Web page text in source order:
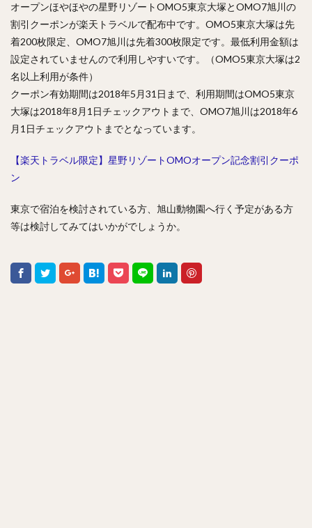
オープンほやほやの星野リゾートOMO5東京大塚とOMO7旭川の
割引クーポンが楽天トラベルで配布中です。OMO5東京大塚は先
着200枚限定、OMO7旭川は先着300枚限定です。最低利用金額は
設定されていませんので利用しやすいです。（OMO5東京大塚は2
名以上利用が条件）
クーポン有効期間は2018年5月31日まで、利用期間はOMO5東京
大塚は2018年8月1日チェックアウトまで、OMO7旭川は2018年6
月1日チェックアウトまでとなっています。
【楽天トラベル限定】星野リゾートOMOオープン記念割引クーポ
ン
東京で宿泊を検討されている方、旭山動物園へ行く予定がある方
等は検討してみてはいかがでしょうか。